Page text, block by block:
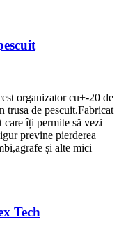
organizator cu+-20 de
trusa de pescuit.Fabricat
care îți permite să vezi
previne pierderea
și alte mici
Tech